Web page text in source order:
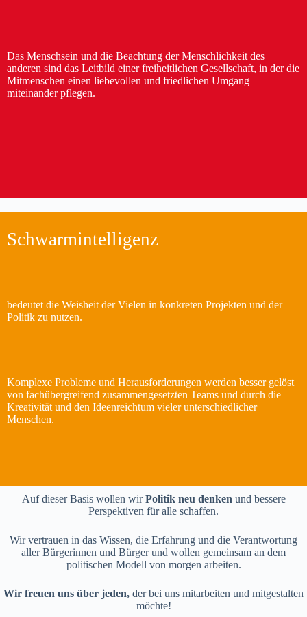
Das Menschsein und die Beachtung der Menschlichkeit des
anderen sind das Leitbild einer freiheitlichen Gesellschaft, in der die
Mitmenschen einen liebevollen und friedlichen Umgang
miteinander pflegen.
Schwarmintelligenz
bedeutet die Weisheit der Vielen in konkreten Projekten und der
Politik zu nutzen.
Komplexe Probleme und Herausforderungen werden besser gelöst
von fachübergreifend zusammengesetzten Teams und durch die
Kreativität und den Ideenreichtum vieler unterschiedlicher
Menschen.
Auf dieser Basis wollen wirPolitik neu denken und bessere
Perspektiven für alle schaffen.
Wir vertrauen in das Wissen, die Erfahrung und die Verantwortung
aller Bürgerinnen und Bürger und wollen gemeinsam an dem
politischen Modell von morgen arbeiten.
Wir freuen uns über jeden, der bei uns mitarbeiten und mitgestalten
möchte!